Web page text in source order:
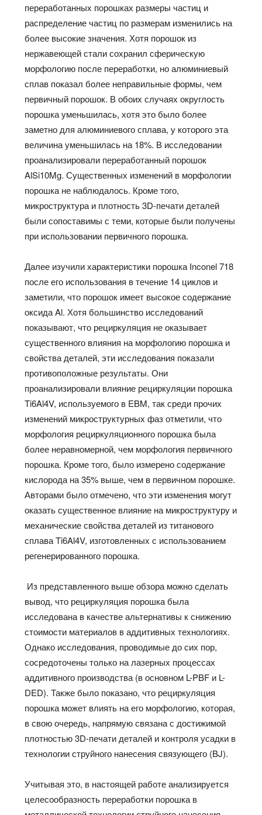
переработанных порошках размеры частиц и
распределение частиц по размерам изменились на
более высокие значения. Хотя порошок из
нержавеющей стали сохранил сферическую
морфологию после переработки, но алюминиевый
сплав показал более неправильные формы, чем
первичный порошок. В обоих случаях округлость
порошка уменьшилась, хотя это было более
заметно для алюминиевого сплава, у которого эта
величина уменьшилась на 18%. В исследовании
проанализировали переработанный порошок
AlSi10Mg. Существенных изменений в морфологии
порошка не наблюдалось. Кроме того,
микроструктура и плотность 3D-печати деталей
были сопоставимы с теми, которые были получены
при использовании первичного порошка.
Далее изучили характеристики порошка Inconel 718
после его использования в течение 14 циклов и
заметили, что порошок имеет высокое содержание
оксида Al. Хотя большинство исследований
показывают, что рециркуляция не оказывает
существенного влияния на морфологию порошка и
свойства деталей, эти исследования показали
противоположные результаты. Они
проанализировали влияние рециркуляции порошка
Ti6Al4V, используемого в EBM, так среди прочих
изменений микроструктурных фаз отметили, что
морфология рециркуляционного порошка была
более неравномерной, чем морфология первичного
порошка. Кроме того, было измерено содержание
кислорода на 35% выше, чем в первичном порошке.
Авторами было отмечено, что эти изменения могут
оказать существенное влияние на микроструктуру и
механические свойства деталей из титанового
сплава Ti6Al4V, изготовленных с использованием
регенерированного порошка.
Из представленного выше обзора можно сделать
вывод, что рециркуляция порошка была
исследована в качестве альтернативы к снижению
стоимости материалов в аддитивных технологиях.
Однако исследования, проводимые до сих пор,
сосредоточены только на лазерных процессах
аддитивного производства (в основном L-PBF и L-
DED). Также было показано, что рециркуляция
порошка может влиять на его морфологию, которая,
в свою очередь, напрямую связана с достижимой
плотностью 3D-печати деталей и контроля усадки в
технологии струйного нанесения связующего (BJ).
Учитывая это, в настоящей работе анализируется
целесообразность переработки порошка в